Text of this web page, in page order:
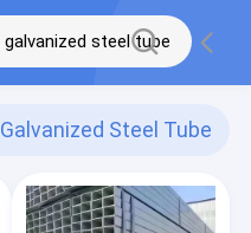
Galvanized Steel Tube